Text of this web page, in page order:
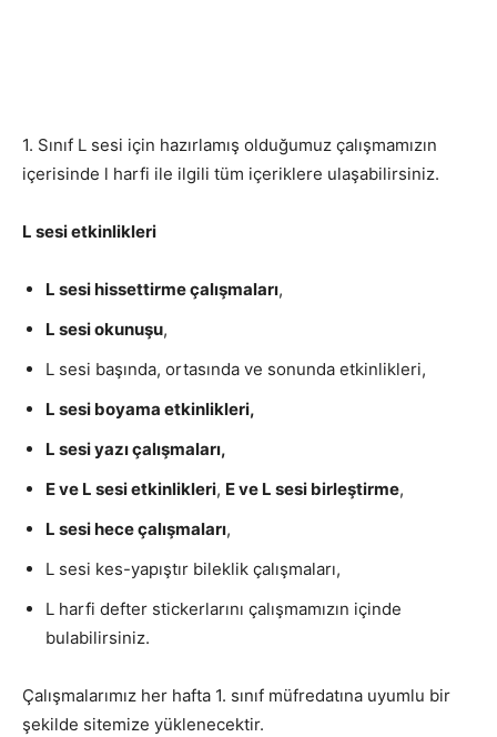
1. Sınıf L sesi için hazırlamış olduğumuz çalışmamızın
içerisinde l harfi ile ilgili tüm içeriklere ulaşabilirsiniz.
L sesi etkinlikleri
L sesi hissettirme çalışmaları,
L sesi okunuşu,
L sesi başında, ortasında ve sonunda etkinlikleri,
L sesi boyama etkinlikleri,
L sesi yazı çalışmaları,
E ve L sesi etkinlikleri, E ve L sesi birleştirme,
L sesi hece çalışmaları,
L sesi kes-yapıştır bileklik çalışmaları,
L harfi defter stickerlarını çalışmamızın içinde
bulabilirsiniz.
Çalışmalarımız her hafta 1. sınıf müfredatına uyumlu bir
şekilde sitemize yüklenecektir.